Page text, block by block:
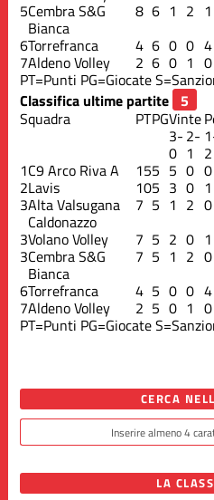
5Cembra S&G
Bianca
8 6 1 2 1
6Torrefranca 4 6 0 0 4
7Aldeno Volley 2 6 0 1 0
PT=Punti PG=Giocate
Classifica ultime partite
Squadra
PTPGVinte
3-
0
2-
1 2
1C9 Arco Riva A 155 5 0 0
2Lavis 105 3 0 1
3Alta Valsugana
Caldonazzo
7 5 1 2 0
3Volano Volley 7 5 2 0 1
3Cembra S&G
Bianca
7 5 1 2 0
6Torrefranca 4 5 0 0 4
7Aldeno Volley 2 5 0 1 0
PT=Punti PG=Giocate
CERCA
LA